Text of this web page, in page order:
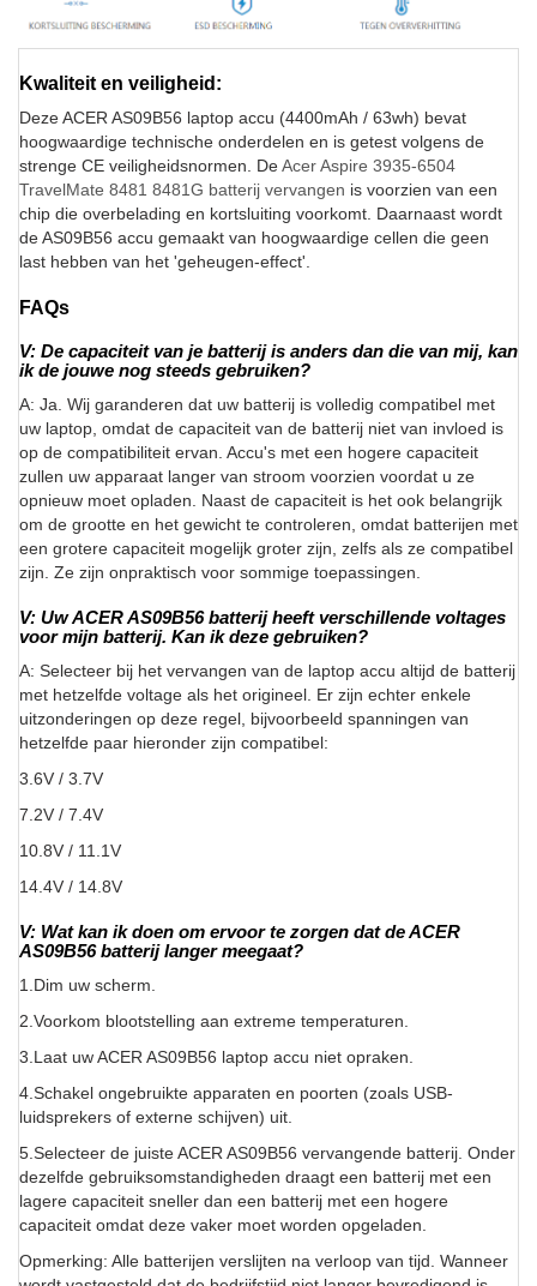
Kwaliteit en veiligheid:
Deze ACER AS09B56 laptop accu (4400mAh / 63wh) bevat
hoogwaardige technische onderdelen en is getest volgens de
strenge CE veiligheidsnormen. DeAcer Aspire 3935-6504
TravelMate 8481 8481G batterij vervangen is voorzien van een
chip die overbelading en kortsluiting voorkomt. Daarnaast wordt
de AS09B56 accu gemaakt van hoogwaardige cellen die geen
last hebben van het 'geheugen-effect'.
FAQs
V: De capaciteit van je batterij is anders dan die van mij, kan
ik de jouwe nog steeds gebruiken?
A: Ja. Wij garanderen dat uw batterij is volledig compatibel met
uw laptop, omdat de capaciteit van de batterij niet van invloed is
op de compatibiliteit ervan. Accu's met een hogere capaciteit
zullen uw apparaat langer van stroom voorzien voordat u ze
opnieuw moet opladen. Naast de capaciteit is het ook belangrijk
om de grootte en het gewicht te controleren, omdat batterijen met
een grotere capaciteit mogelijk groter zijn, zelfs als ze compatibel
zijn. Ze zijn onpraktisch voor sommige toepassingen.
V: Uw ACER AS09B56 batterij heeft verschillende voltages
voor mijn batterij. Kan ik deze gebruiken?
A: Selecteer bij het vervangen van de laptop accu altijd de batterij
met hetzelfde voltage als het origineel. Er zijn echter enkele
uitzonderingen op deze regel, bijvoorbeeld spanningen van
hetzelfde paar hieronder zijn compatibel:
3.6V / 3.7V
7.2V / 7.4V
10.8V / 11.1V
14.4V / 14.8V
V: Wat kan ik doen om ervoor te zorgen dat de ACER
AS09B56 batterij langer meegaat?
1.Dim uw scherm.
2.Voorkom blootstelling aan extreme temperaturen.
3.Laat uw ACER AS09B56 laptop accu niet opraken.
4.Schakel ongebruikte apparaten en poorten (zoals USB-
luidsprekers of externe schijven) uit.
5.Selecteer de juiste ACER AS09B56 vervangende batterij. Onder
dezelfde gebruiksomstandigheden draagt een batterij met een
lagere capaciteit sneller dan een batterij met een hogere
capaciteit omdat deze vaker moet worden opgeladen.
Opmerking: Alle batterijen verslijten na verloop van tijd. Wanneer